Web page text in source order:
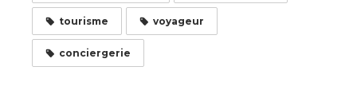
tourisme voyageur
conciergerie